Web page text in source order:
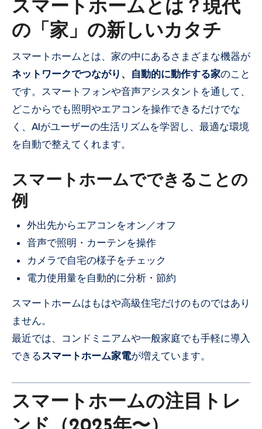
スマートホームとは？現代
の「家」の新しいカタチ
スマートホームとは、家の中にあるさまざまな機器が
ネットワークでつながり、自動的に動作する家のこと
です。スマートフォンや音声アシスタントを通して、
どこからでも照明やエアコンを操作できるだけでな
く、AIがユーザーの生活リズムを学習し、最適な環境
を自動で整えてくれます。
スマートホームでできることの
例
外出先からエアコンをオン／オフ
音声で照明・カーテンを操作
カメラで自宅の様子をチェック
電力使用量を自動的に分析・節約
スマートホームはもはや高級住宅だけのものではあり
ません。
最近では、コンドミニアムや一般家庭でも手軽に導入
できるスマートホーム家電が増えています。
スマートホームの注目トレ